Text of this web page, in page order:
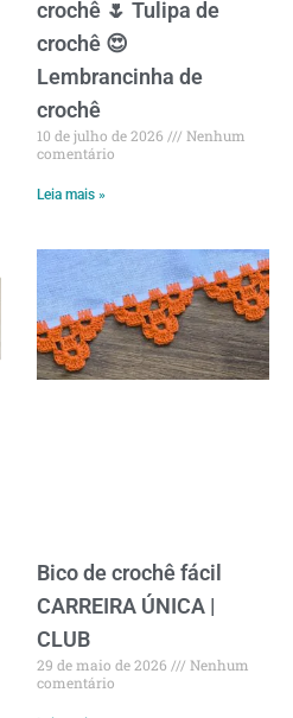
crochê 🌷 Tulipa de
crochê 😍
Lembrancinha de
crochê
10 de julho de 2026
Nenhum
comentário
Leia mais »
Bico de crochê fácil
CARREIRA ÚNICA |
CLUB
29 de maio de 2026
Nenhum
comentário